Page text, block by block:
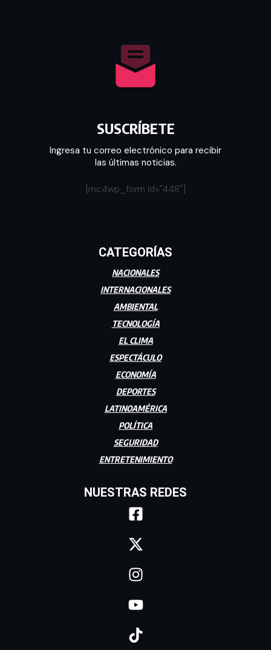
SUSCRÍBETE
Ingresa tu correo electrónico para recibir
las últimas noticias.
[mc4wp_form id="448"]
CATEGORÍAS
NACIONALES
INTERNACIONALES
AMBIENTAL
TECNOLOGÍA
EL CLIMA
ESPECTÁCULO
ECONOMÍA
DEPORTES
LATINOAMÉRICA
POLÍTICA
SEGURIDAD
ENTRETENIMIENTO
NUESTRAS REDES